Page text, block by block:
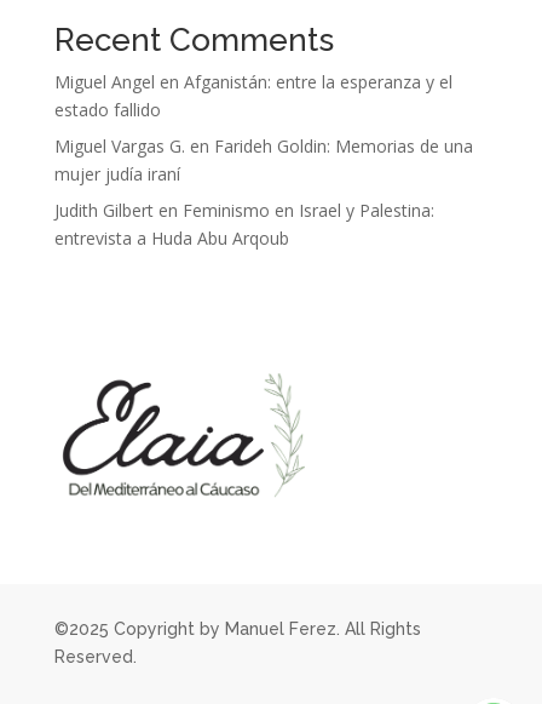
Recent Comments
Miguel Angel en Afganistán: entre la esperanza y el
estado fallido
Miguel Vargas G. en Farideh Goldin: Memorias de una
mujer judía iraní
Judith Gilberten Feminismo en Israel y Palestina:
entrevista a Huda Abu Arqoub
©2025 Copyright by Manuel Ferez. All Rights
Reserved.